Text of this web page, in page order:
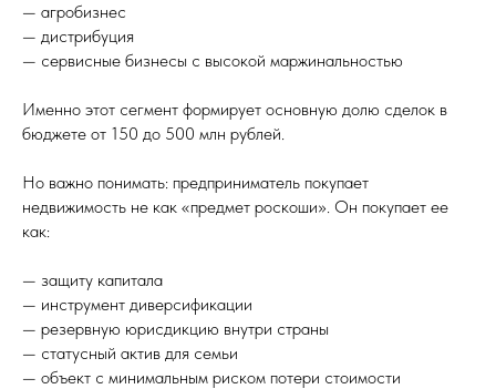
— агробизнес
— дистрибуция
— сервисные бизнесы с высокой маржинальностью
Именно этот сегмент формирует основную долю сделок в
бюджете от 150 до 500 млн рублей.
Но важно понимать: предприниматель покупает
недвижимость не как «предмет роскоши». Он покупает ее
как:
— защиту капитала
— инструмент диверсификации
— резервную юрисдикцию внутри страны
— статусный актив для семьи
— объект с минимальным риском потери стоимости